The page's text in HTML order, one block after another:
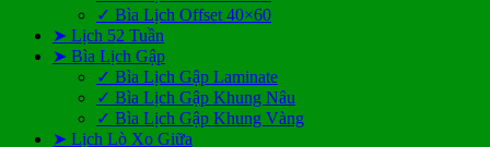
✓ Bìa Lịch Offset 40×60
➤ Lịch 52 Tuần
➤ Bìa Lịch Gập
✓ Bìa Lịch Gập Laminate
✓ Bìa Lịch Gập Khung Nâu
✓ Bìa Lịch Gập Khung Vàng
➤ Lịch Lò Xo Giữa